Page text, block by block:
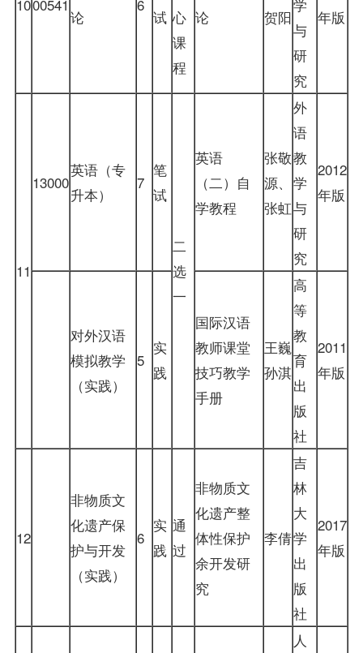
1000541
论
6
试 心
课
程
论
贺阳
学
与
研
究
年版
11
13000
英语（专
升本）
7
笔
试
二
选
一
英语
（二）自
学教程
张敬
源、
张虹
外
语
教
学
与
研
究
2012
年版
对外汉语
模拟教学
（实践）
5
实
践
国际汉语
教师课堂
技巧教学
手册
王巍
孙淇
高
等
教
育
出
版
社
2011
年版
12
非物质文
化遗产保
护与开发
（实践）
6
实
践
通
过
非物质文
化遗产整
体性保护
余开发研
究
李倩
吉
林
大
学
出
版
社
2017
年版
人